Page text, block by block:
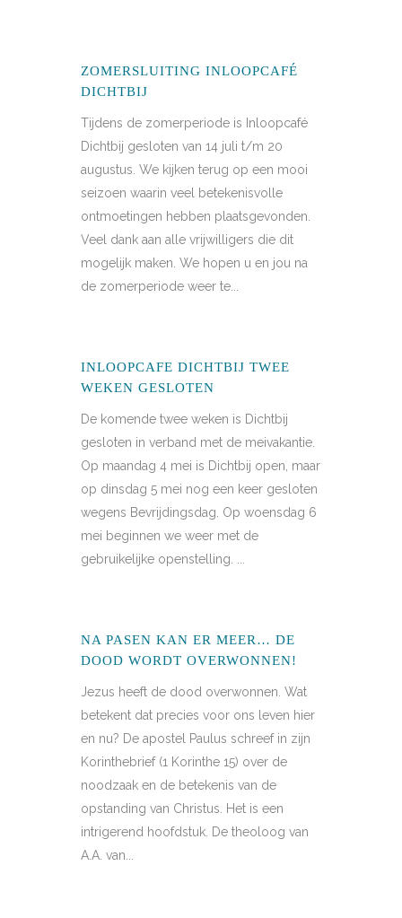
ZOMERSLUITING INLOOPCAFÉ
DICHTBIJ
Tijdens de zomerperiode is Inloopcafé
Dichtbij gesloten van 14 juli t/m 20
augustus. We kijken terug op een mooi
seizoen waarin veel betekenisvolle
ontmoetingen hebben plaatsgevonden.
Veel dank aan alle vrijwilligers die dit
mogelijk maken. We hopen u en jou na
de zomerperiode weer te...
INLOOPCAFE DICHTBIJ TWEE
WEKEN GESLOTEN
De komende twee weken is Dichtbij
gesloten in verband met de meivakantie.
Op maandag 4 mei is Dichtbij open, maar
op dinsdag 5 mei nog een keer gesloten
wegens Bevrijdingsdag. Op woensdag 6
mei beginnen we weer met de
gebruikelijke openstelling. ...
NA PASEN KAN ER MEER… DE
DOOD WORDT OVERWONNEN!
Jezus heeft de dood overwonnen. Wat
betekent dat precies voor ons leven hier
en nu? De apostel Paulus schreef in zijn
Korinthebrief (1 Korinthe 15) over de
noodzaak en de betekenis van de
opstanding van Christus. Het is een
intrigerend hoofdstuk. De theoloog van
A.A. van...